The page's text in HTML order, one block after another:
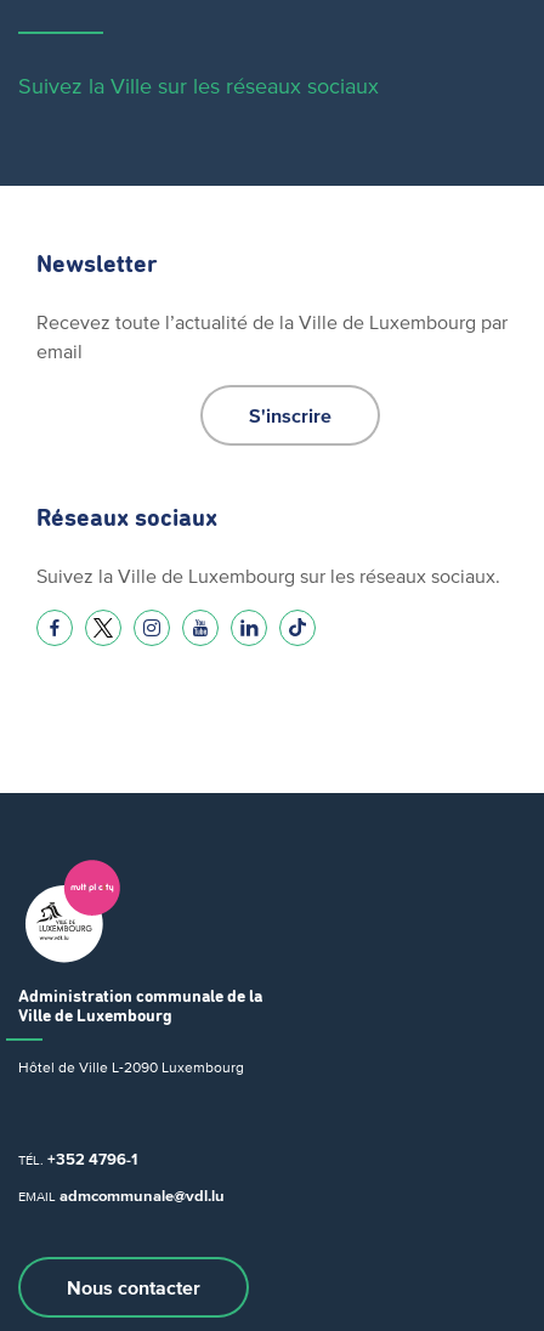
Suivez la Ville sur les réseaux sociaux
Newsletter
Recevez toute l’actualité de la Ville de Luxembourg par
email
S'inscrire
Réseaux sociaux
Suivez la Ville de Luxembourg sur les réseaux sociaux.
Administration communale de la
Ville de Luxembourg
Hôtel de Ville L-2090 Luxembourg
TÉL. +352 4796-1
EMAIL admcommunale@vdl.lu
Nous contacter